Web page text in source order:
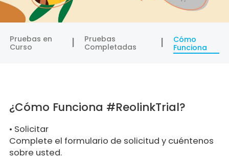
Pruebas en
Curso
Pruebas
Completadas
Cómo
Funciona
¿Cómo Funciona #ReolinkTrial?
• Solicitar
Complete el formulario de solicitud y cuéntenos
sobre usted.